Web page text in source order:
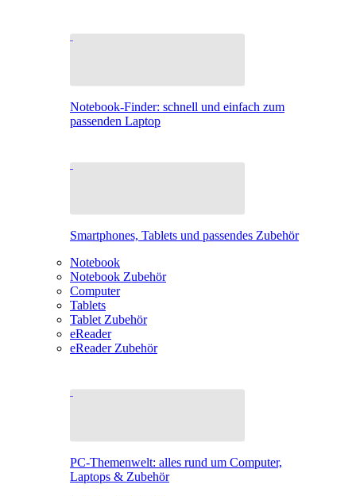
Notebook-Finder: schnell und einfach zum
passenden Laptop
Smartphones, Tablets und passendes Zubehör
Notebook
Notebook Zubehör
Computer
Tablets
Tablet Zubehör
eReader
eReader Zubehör
PC-Themenwelt: alles rund um Computer,
Laptops & Zubehör